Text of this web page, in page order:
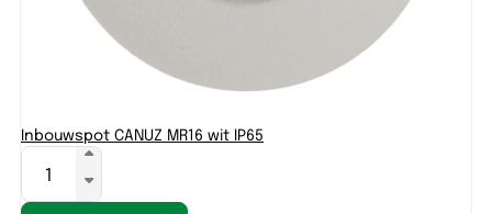
Inbouwspot CANUZ MR16 wit IP65